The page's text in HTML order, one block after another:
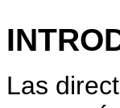
Las